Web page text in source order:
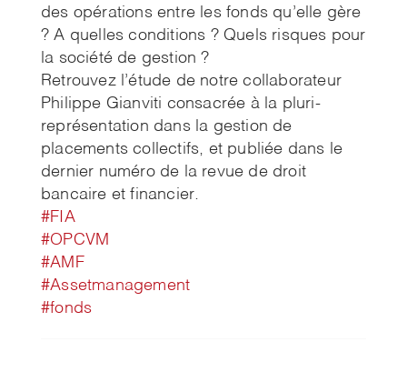
des opérations entre les fonds qu’elle gère
? A quelles conditions ? Quels risques pour
la société de gestion ?
Retrouvez l’étude de notre collaborateur
Philippe Gianviti consacrée à la pluri-
représentation dans la gestion de
placements collectifs, et publiée dans le
dernier numéro de la revue de droit
bancaire et financier.
#FIA
#OPCVM
#AMF
#Assetmanagement
#fonds